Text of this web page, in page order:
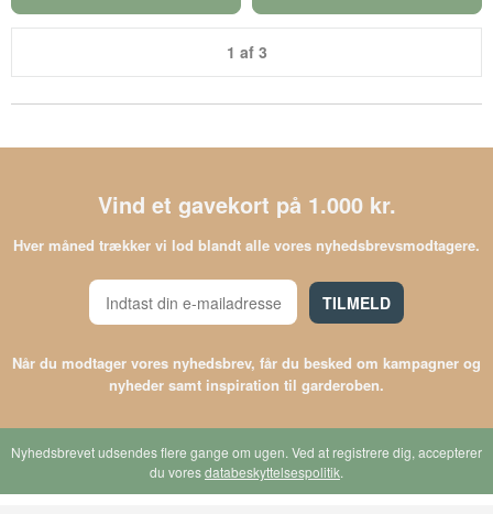
1 af 3
Vind et gavekort på 1.000 kr.
Hver måned trækker vi lod blandt alle vores nyhedsbrevsmodtagere.
TILMELD
Når du modtager vores nyhedsbrev, får du besked om kampagner og
nyheder samt inspiration til garderoben.
Nyhedsbrevet udsendes flere gange om ugen. Ved at registrere dig, accepterer
du voresdatabeskyttelsespolitik.